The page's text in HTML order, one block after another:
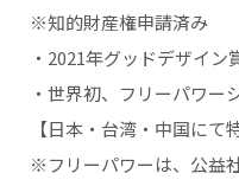
※知的財産権申請済み
・2021年グッドデザイン
・世界初、フリーパワー
【日本・台湾・中国にて
※フリーパワーは、公益